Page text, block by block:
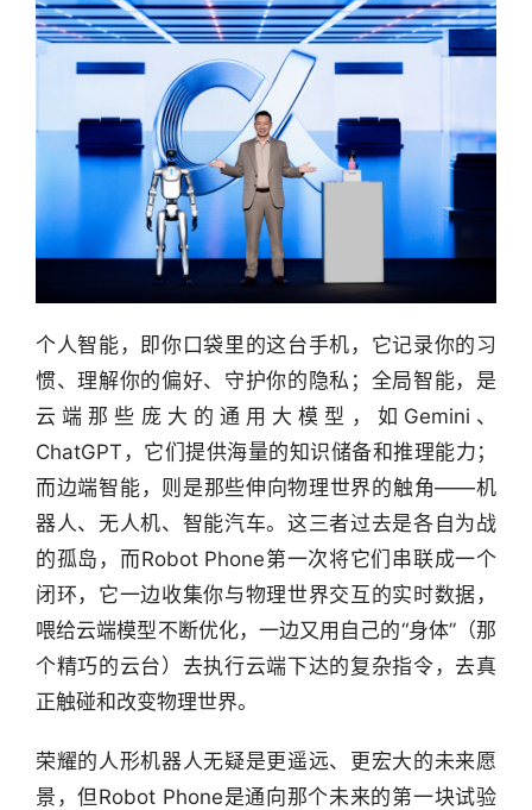
业
快
资
讯
精
选
头
度
产
经
个人智能，即你口袋里的这台手机，它记录你的习
惯、理解你的偏好、守护你的隐私；全局智能，是
云端那些庞大的通用大模型，如Gemini、
ChatGPT，它们提供海量的知识储备和推理能力；
而边端智能，则是那些伸向物理世界的触角——机
器人、无人机、智能汽车。这三者过去是各自为战
的孤岛，而Robot Phone第一次将它们串联成一个
闭环，它一边收集你与物理世界交互的实时数据，
喂给云端模型不断优化，一边又用自己的“身体”（那
个精巧的云台）去执行云端下达的复杂指令，去真
正触碰和改变物理世界。
荣耀的人形机器人无疑是更遥远、更宏大的未来愿
景，但Robot Phone是通向那个未来的第一块试验